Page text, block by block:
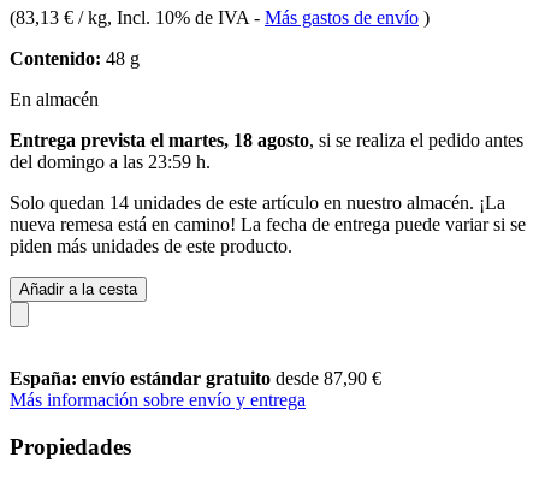
(83,13 € / kg, Incl. 10% de IVA - Más gastos de envío )
Contenido: 48 g
En almacén
Entrega prevista el martes, 18 agosto, si se realiza el pedido antes
del domingo a las 23:59 h.
Solo quedan 14 unidades de este artículo en nuestro almacén. ¡La
nueva remesa está en camino! La fecha de entrega puede variar si se
piden más unidades de este producto.
Añadir a la cesta
España: envío estándar gratuito desde 87,90 €
Más información sobre envío y entrega
Propiedades